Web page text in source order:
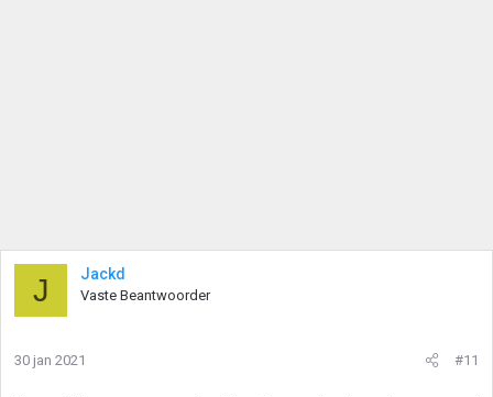
J Jackd
Vaste Beantwoorder
30 jan 2021 #11